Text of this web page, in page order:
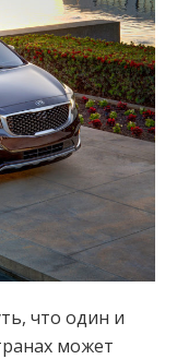
что один и
может